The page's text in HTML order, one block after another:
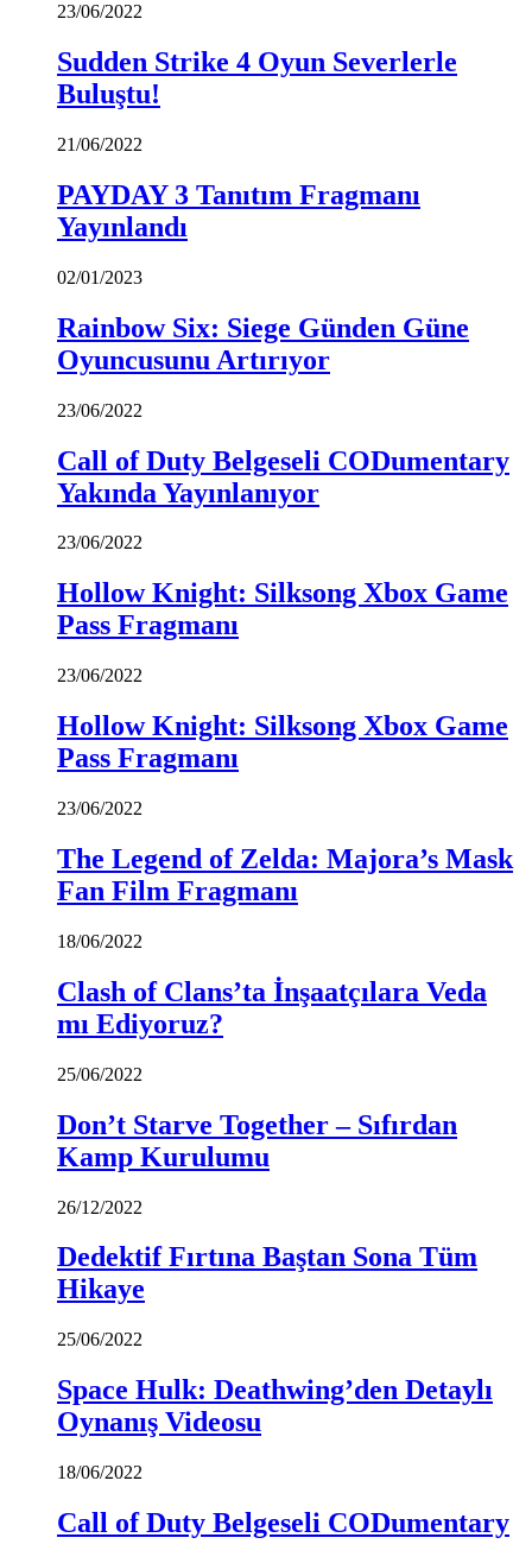
23/06/2022
Sudden Strike 4 Oyun Severlerle
Buluştu!
21/06/2022
PAYDAY 3 Tanıtım Fragmanı
Yayınlandı
02/01/2023
Rainbow Six: Siege Günden Güne
Oyuncusunu Artırıyor
23/06/2022
Call of Duty Belgeseli CODumentary
Yakında Yayınlanıyor
23/06/2022
Hollow Knight: Silksong Xbox Game
Pass Fragmanı
23/06/2022
Hollow Knight: Silksong Xbox Game
Pass Fragmanı
23/06/2022
The Legend of Zelda: Majora’s Mask
Fan Film Fragmanı
18/06/2022
Clash of Clans’ta İnşaatçılara Veda
mı Ediyoruz?
25/06/2022
Don’t Starve Together – Sıfırdan
Kamp Kurulumu
26/12/2022
Dedektif Fırtına Baştan Sona Tüm
Hikaye
25/06/2022
Space Hulk: Deathwing’den Detaylı
Oynanış Videosu
18/06/2022
Call of Duty Belgeseli CODumentary